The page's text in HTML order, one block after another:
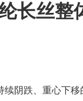
长丝整
阴跌、重心下